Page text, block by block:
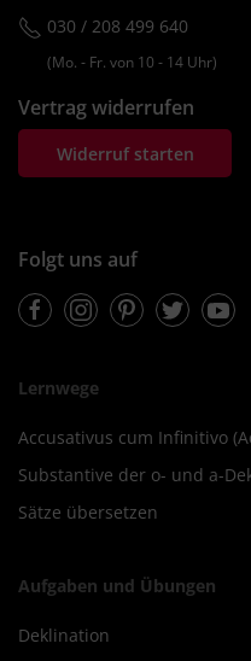
030 / 208 499 640
(Mo. ‐ Fr. von 10 ‐ 14 Uhr)
Vertrag widerrufen
Widerruf starten
Folgt uns auf
FacebookInstagramPinterestTwitter
Lernwege
Accusativus cum Infinitivo
Substantive der o- und a-
Sätze übersetzen
Aufgaben und Übungen
Deklination